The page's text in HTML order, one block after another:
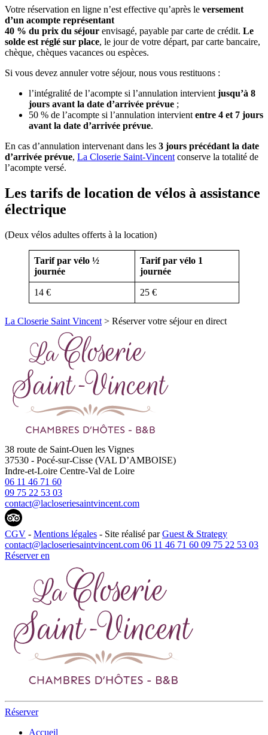
Votre réservation en ligne n’est effective qu’après le versement
d’un acompte représentant
40 % du prix du séjour envisagé, payable par carte de crédit. Le
solde est réglé sur place, le jour de votre départ, par carte bancaire,
chèque, chèques vacances ou espèces.
Si vous devez annuler votre séjour, nous vous restituons :
l’intégralité de l’acompte si l’annulation intervient jusqu’à 8
jours avant la date d’arrivée prévue ;
50 % de l’acompte si l’annulation intervient entre 4 et 7 jours
avant la date d’arrivée prévue.
En cas d’annulation intervenant dans les 3 jours précédant la date
d’arrivée prévue, La Closerie Saint-Vincent conserve la totalité de
l’acompte versé.
Les tarifs de location de vélos à assistance
électrique
(Deux vélos adultes offerts à la location)
Tarif par vélo ½
journée
Tarif par vélo 1
journée
14 € 25 €
La Closerie Saint Vincent > Réserver votre séjour en direct
38 route de Saint-Ouen les Vignes
37530 - Pocé-sur-Cisse (VAL D’AMBOISE)
Indre-et-Loire Centre-Val de Loire
06 11 46 71 60
09 75 22 53 03
contact@lacloseriesaintvincent.com
CGV - Mentions légales - Site réalisé parGuest & Strategy
contact@lacloseriesaintvincent.com 06 11 46 71 60 09 75 22 53 03
Réserveren
Réserver
Accueil